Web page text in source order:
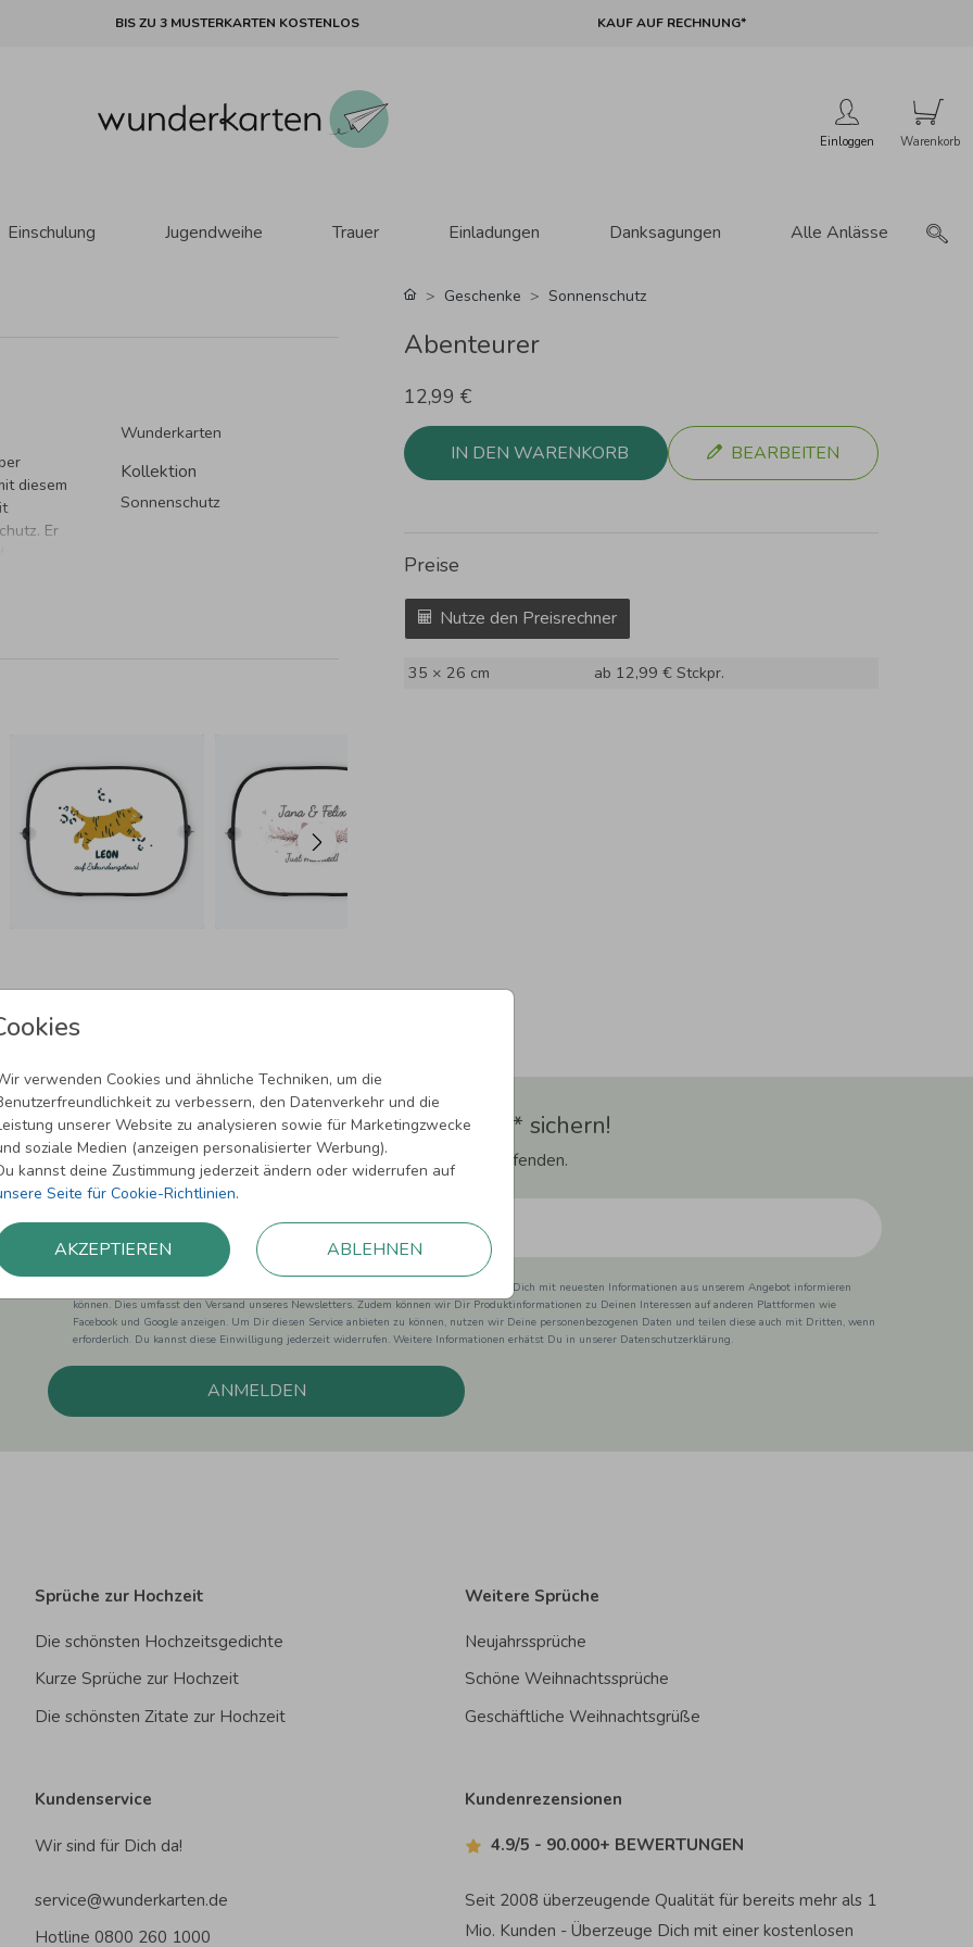
BIS ZU 3 MUSTERKARTEN KOSTENLOS KAUF AUF RECHNUNG*
Einloggen
Einschulung Jugendweihe Trauer Einladungen Danksagungen Alle Anlässe
verwenden Cookies und ähnliche Techniken, um die
zu verbessern, den Datenverkehr und die
unserer Website zu analysieren sowie für Marketingzwecke
soziale Medien (anzeigen personalisierter Werbung).
kannst deine Zustimmung jederzeit ändern oder widerrufen auf
Seite für Cookie-Richtlinien.
AKZEPTIEREN ABLEHNEN
diesem
Er
bei
Wunderkarten
Kollektion
Sonnenschutz
Geschenke Sonnenschutz
Abenteurer
12,99 €
IN DEN WARENKORB BEARBEITEN
Preise
Nutze den Preisrechner
35 × 26 cm ab 12,99 € Stckpr.
Newsletter abonnieren und 5,00 € Rabatt** sichern!
Melde Dich zu unserem Newsletter an und bleibe auf dem Laufenden.
Einwilligung zur Datennutzung für Marketingzwecke: Hiermit willigst Du ein, dass wir Dich mit neuesten Informationen aus unserem Angebot informieren
können. Dies umfasst den Versand unseres Newsletters. Zudem können wir Dir Produktinformationen zu Deinen Interessen auf anderen Plattformen wie
Facebook und Google anzeigen. Um Dir diesen Service anbieten zu können, nutzen wir Deine personenbezogenen Daten und teilen diese auch mit Dritten, wenn
erforderlich. Du kannst diese Einwilligung jederzeit widerrufen. Weitere Informationen erhätst Du in unserer Datenschutzerklärung.
ANMELDEN
Sprüche zur Hochzeit
Die schönsten Hochzeitsgedichte
Kurze Sprüche zur Hochzeit
Die schönsten Zitate zur Hochzeit
Weitere Sprüche
Neujahrssprüche
Schöne Weihnachtssprüche
Geschäftliche Weihnachtsgrüße
Kundenservice
Wir sind für Dich da!
service@wunderkarten.de
Hotline 0800 260 1000
Kundenrezensionen
4.9/5 - 90.000+ BEWERTUNGEN
Seit 2008 überzeugende Qualität für bereits mehr als 1
Mio. Kunden - Überzeuge Dich mit einer kostenlosen